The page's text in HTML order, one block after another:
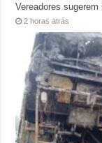
Vereadores
2 horas atrás